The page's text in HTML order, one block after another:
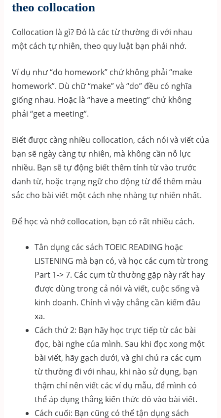
theo collocation
Collocation là gì? Đó là các từ thường đi với nhau
một cách tự nhiên, theo quy luật bạn phải nhớ.
Ví dụ như “do homework” chứ không phải “make
homework”. Dù chữ “make” và “do” đều có nghĩa
giống nhau. Hoặc là “have a meeting” chứ không
phải “get a meeting”.
Biết được càng nhiều collocation, cách nói và viết của
bạn sẽ ngày càng tự nhiên, mà không cần nỗ lực
nhiều. Bạn sẽ tự động biết thêm tính từ vào trước
danh từ, hoặc trạng ngữ cho động từ để thêm màu
sắc cho bài viết một cách nhẹ nhàng tự nhiên nhất.
Để học và nhớ collocation, bạn có rất nhiều cách.
Tân dụng các sách TOEIC READING hoặc
LISTENING mà bạn có, và học các cụm từ trong
Part 1-> 7. Các cụm từ thường gặp này rất hay
được dùng trong cả nói và viết, cuộc sống và
kinh doanh. Chính vì vậy chẳng cần kiếm đâu
xa.
Cách thứ 2: Bạn hãy học trực tiếp từ các bài
đọc, bài nghe của mình. Sau khi đọc xong một
bài viết, hãy gạch dưới, và ghi chú ra các cụm
từ thường đi với nhau, khi nào sử dụng, bạn
thậm chí nên viết các ví dụ mẫu, để mình có
thể áp dụng thẳng kiến thức đó vào bài viết.
Cách cuối: Bạn cũng có thể tận dụng sách